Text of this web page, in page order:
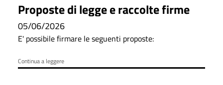
Proposte di legge e raccolte firme
05/06/2026
E' possibile firmare le seguenti proposte:
Continua a leggere